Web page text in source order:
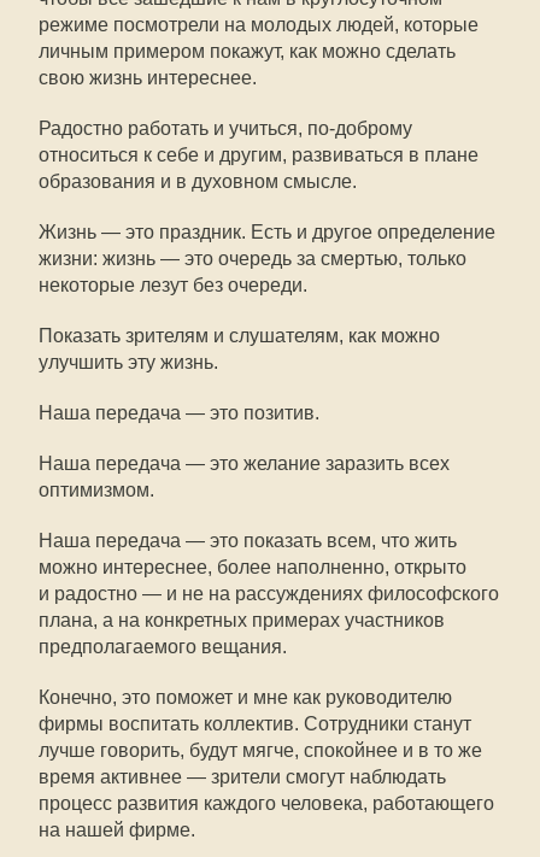
режиме посмотрели на молодых людей, которые
личным примером покажут, как можно сделать
свою жизнь интереснее.
Радостно работать и учиться, по-доброму
относиться к себе и другим, развиваться в плане
образования и в духовном смысле.
Жизнь — это праздник. Есть и другое определение
жизни: жизнь — это очередь за смертью, только
некоторые лезут без очереди.
Показать зрителям и слушателям, как можно
улучшить эту жизнь.
Наша передача — это позитив.
Наша передача — это желание заразить всех
оптимизмом.
Наша передача — это показать всем, что жить
можно интереснее, более наполненно, открыто
и радостно — и не на рассуждениях философского
плана, а на конкретных примерах участников
предполагаемого вещания.
Конечно, это поможет и мне как руководителю
фирмы воспитать коллектив. Сотрудники станут
лучше говорить, будут мягче, спокойнее и в то же
время активнее — зрители смогут наблюдать
процесс развития каждого человека, работающего
на нашей фирме.